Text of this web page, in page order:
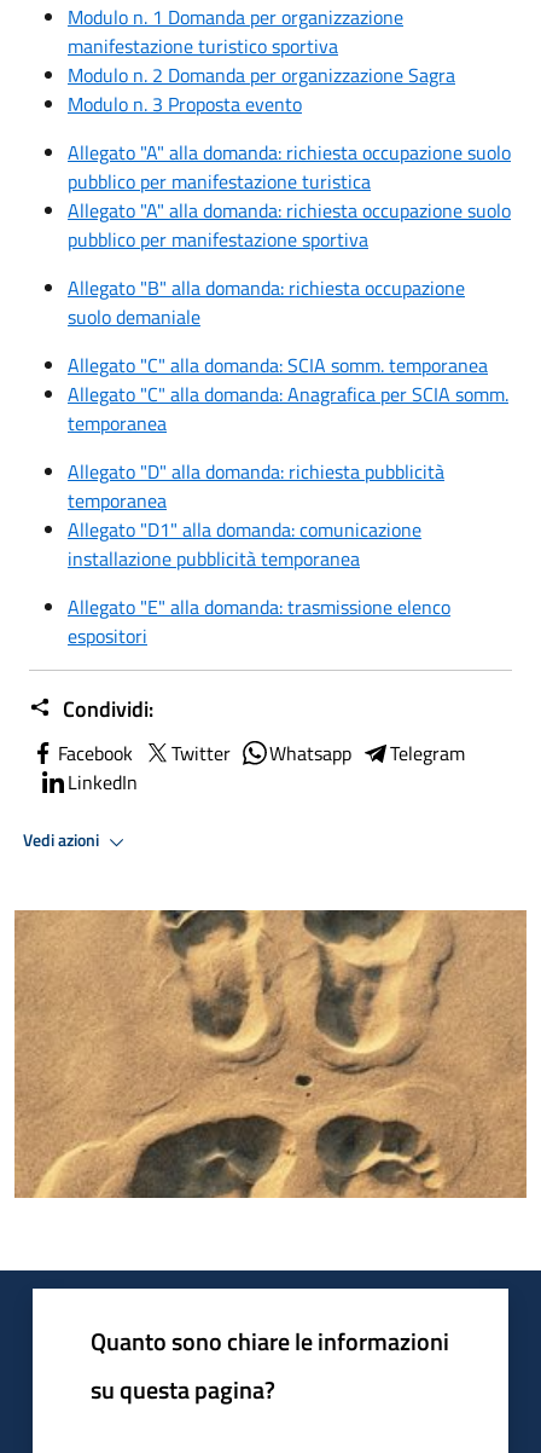
Modulo n. 1 Domanda per organizzazione
manifestazione turistico sportiva
Modulo n. 2 Domanda per organizzazione Sagra
Modulo n. 3 Proposta evento
Allegato "A" alla domanda: richiesta occupazione suolo
pubblico per manifestazione turistica
Allegato "A" alla domanda: richiesta occupazione suolo
pubblico per manifestazione sportiva
Allegato "B" alla domanda: richiesta occupazione
suolo demaniale
Allegato "C" alla domanda: SCIA somm. temporanea
Allegato "C" alla domanda: Anagrafica per SCIA somm.
temporanea
Allegato "D" alla domanda: richiesta pubblicità
temporanea
Allegato "D1" alla domanda: comunicazione
installazione pubblicità temporanea
Allegato "E" alla domanda: trasmissione elenco
espositori
Condividi:
Facebook Twitter Whatsapp
Telegram
LinkedIn
Vedi azioni
Quanto sono chiare le informazioni
su questa pagina?